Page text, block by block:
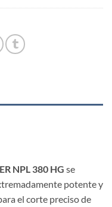
NPL 380 HG se
potente y
el corte preciso de